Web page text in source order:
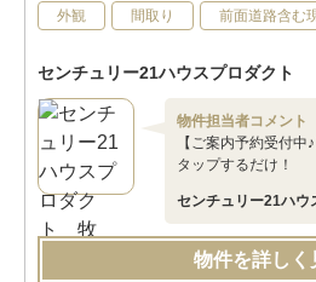
外観 間取り 前面道路含む
センチュリー21ハウスプロダクト
物件担当者コメント
【ご案内予約受付
タップするだけ！
センチュリー21ハ
物件を詳しく